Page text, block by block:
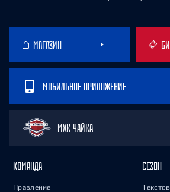
МАГАЗИН
МОБИЛЬНОЕ ПРИЛОЖЕНИЕ
МХК ЧАЙКА
КОМАНДА
Правление
СЕЗОН